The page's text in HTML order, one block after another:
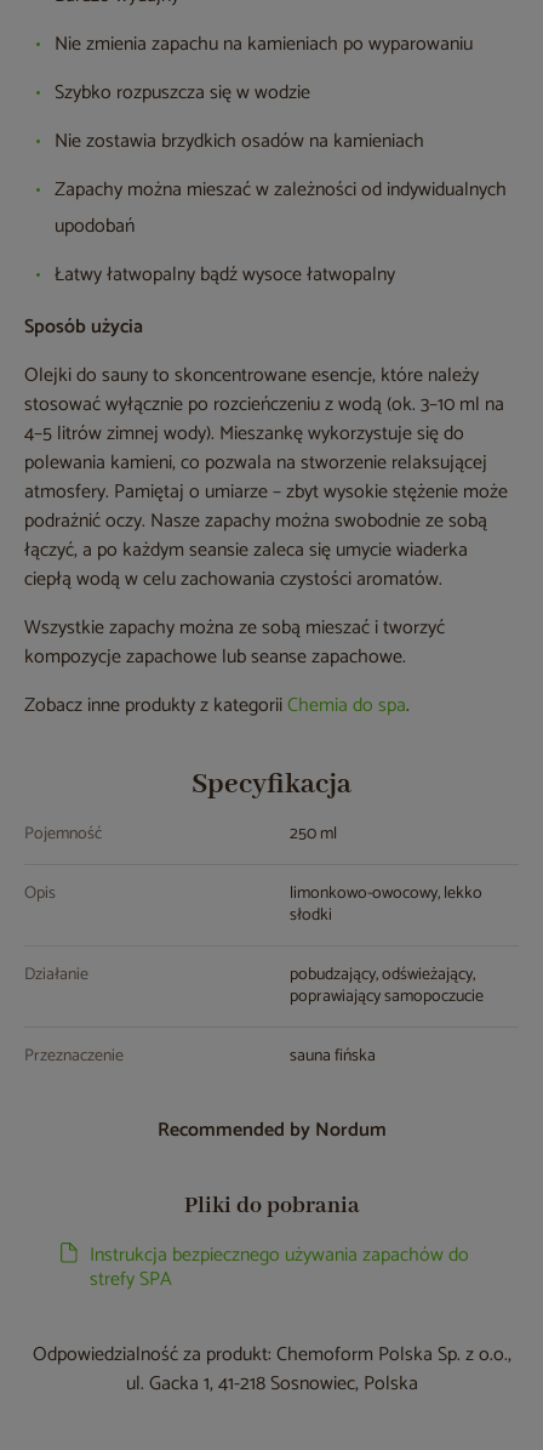
Nie zmienia zapachu na kamieniach po wyparowaniu
Szybko rozpuszcza się w wodzie
Nie zostawia brzydkich osadów na kamieniach
Zapachy można mieszać w zależności od indywidualnych
upodobań
Łatwy łatwopalny bądź wysoce łatwopalny
Sposób użycia
Olejki do sauny to skoncentrowane esencje, które należy
stosować wyłącznie po rozcieńczeniu z wodą (ok. 3–10 ml na
4–5 litrów zimnej wody). Mieszankę wykorzystuje się do
polewania kamieni, co pozwala na stworzenie relaksującej
atmosfery. Pamiętaj o umiarze – zbyt wysokie stężenie może
podrażnić oczy. Nasze zapachy można swobodnie ze sobą
łączyć, a po każdym seansie zaleca się umycie wiaderka
ciepłą wodą w celu zachowania czystości aromatów.
Wszystkie zapachy można ze sobą mieszać i tworzyć
kompozycje zapachowe lub seanse zapachowe.
Zobacz inne produkty z kategoriiChemia do spa.
Specyfikacja
Pojemność 250 ml
Opis limonkowo-owocowy, lekko
słodki
Działanie pobudzający, odświeżający,
poprawiający samopoczucie
Przeznaczenie sauna fińska
Recommended by Nordum
Pliki do pobrania
Instrukcja bezpiecznego używania zapachów do
strefy SPA
Odpowiedzialność za produkt: Chemoform Polska Sp. z o.o.,
ul. Gacka 1, 41-218 Sosnowiec, Polska